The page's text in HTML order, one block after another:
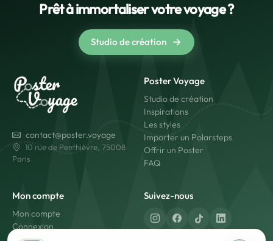
Prêt à immortaliser votre voyage ?
Studio de création
contact@poster.voyage
10 rue de Penthièvre, 75008
Paris
Poster Voyage
Studio de création
Inspirations
Les styles
Importer un Polarsteps
Offrir un Poster
FAQ
Mon compte
Mon compte
Connexion
Suivez-nous